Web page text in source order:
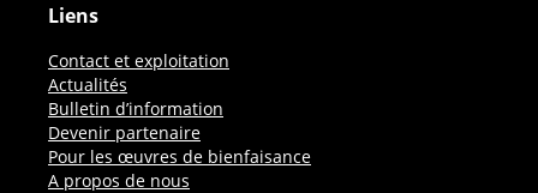
Liens
Contact et exploitation
Actualités
Bulletin d’information
Devenir partenaire
Pour les œuvres de bienfaisance
A propos de nous